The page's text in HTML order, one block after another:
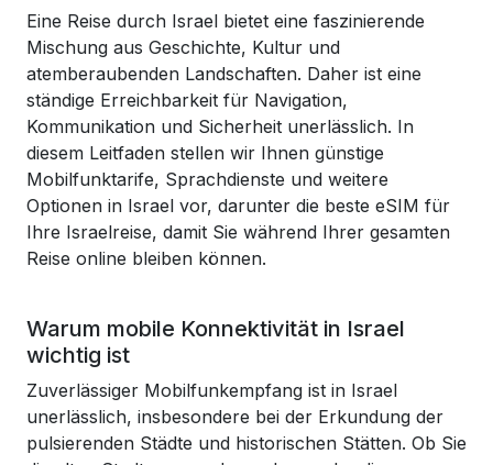
Eine Reise durch Israel bietet eine faszinierende
Mischung aus Geschichte, Kultur und
atemberaubenden Landschaften. Daher ist eine
ständige Erreichbarkeit für Navigation,
Kommunikation und Sicherheit unerlässlich. In
diesem Leitfaden stellen wir Ihnen günstige
Mobilfunktarife, Sprachdienste und weitere
Optionen in Israel vor, darunter die beste eSIM für
Ihre Israelreise, damit Sie während Ihrer gesamten
Reise online bleiben können.
Warum mobile Konnektivität in Israel
wichtig ist
Zuverlässiger Mobilfunkempfang ist in Israel
unerlässlich, insbesondere bei der Erkundung der
pulsierenden Städte und historischen Stätten. Ob Sie